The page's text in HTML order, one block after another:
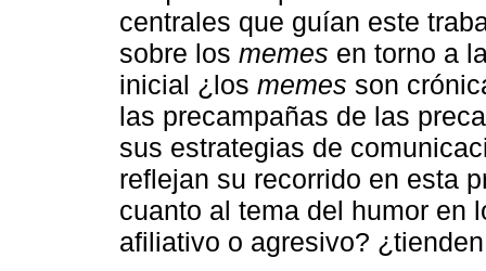
centrales que guían este
sobre los memes en torno a
inicial ¿los memes son
las precampañas de las
sus estrategias de
reflejan su recorrido en esta
cuanto al tema del humor en
afiliativo o agresivo?